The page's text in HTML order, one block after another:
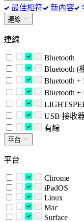
最佳相符 新內容
連線
連線
Bluetooth
Bluetooth (
Bluetooth
Bluetooth
USB 接收
有線
平台
平台
Chrome
iPadOS
Linux
Mac
Surface